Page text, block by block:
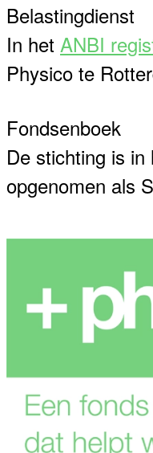
Belastingdienst
In het ANBI
Physico te
Fondsenboek
De stichting is
opgenomen als